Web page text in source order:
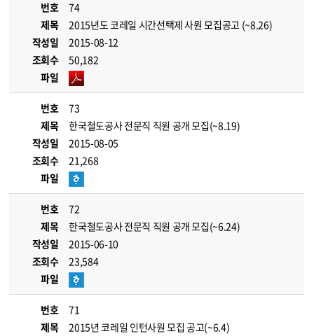
번호
74
제목
2015년도 코레일 시간선택제 사원 모집공고 (~8.26)
작성일
2015-08-12
조회수
50,182
파일
번호
73
제목
한국철도공사 전문직 직원 공개 모집(~8.19)
작성일
2015-08-05
조회수
21,268
파일
번호
72
제목
한국철도공사 전문직 직원 공개 모집(~6.24)
작성일
2015-06-10
조회수
23,584
파일
번호
71
제목
2015년 코레일 인턴사원 모집 공고(~6.4)